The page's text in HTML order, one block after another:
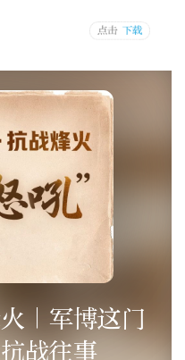
｜军博这门
战往事